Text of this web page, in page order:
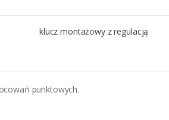
klucz montażowy z regulacją
punktowych.